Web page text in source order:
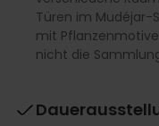
Türen im Mudéjar-
mit
nicht die